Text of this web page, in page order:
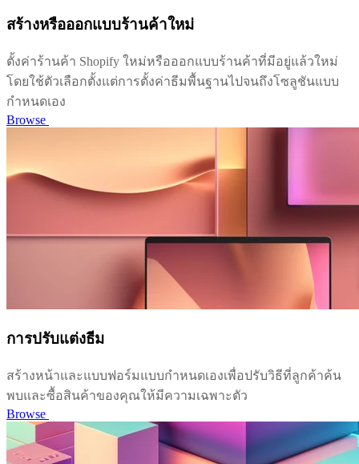
สร้างหรือออกแบบร้านค้าใหม่
ตั้งค่าร้านค้า Shopify ใหม่หรือออกแบบร้านค้าที่มีอยู่แล้วใหม่
โดยใช้ตัวเลือกตั้งแต่การตั้งค่าธีมพื้นฐานไปจนถึงโซลูชันแบบ
กำหนดเอง
Browse
การปรับแต่งธีม
สร้างหน้าและแบบฟอร์มแบบกำหนดเองเพื่อปรับวิธีที่ลูกค้าค้น
พบและซื้อสินค้าของคุณให้มีความเฉพาะตัว
Browse